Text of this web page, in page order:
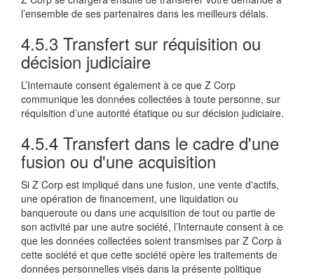
l’ensemble de ses partenaires dans les meilleurs délais.
4.5.3 Transfert sur réquisition ou
décision judiciaire
L’Internaute consent également à ce que Z Corp
communique les données collectées à toute personne, sur
réquisition d’une autorité étatique ou sur décision judiciaire.
4.5.4 Transfert dans le cadre d'une
fusion ou d'une acquisition
Si Z Corp est impliqué dans une fusion, une vente d'actifs,
une opération de financement, une liquidation ou
banqueroute ou dans une acquisition de tout ou partie de
son activité par une autre société, l’Internaute consent à ce
que les données collectées soient transmises par Z Corp à
cette société et que cette société opère les traitements de
données personnelles visés dans la présente politique